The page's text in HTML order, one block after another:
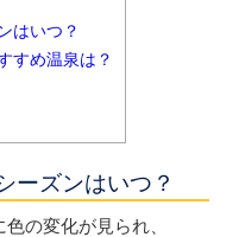
はいつ？
すめ温泉は？
ーズンはいつ？
の変化が見られ、